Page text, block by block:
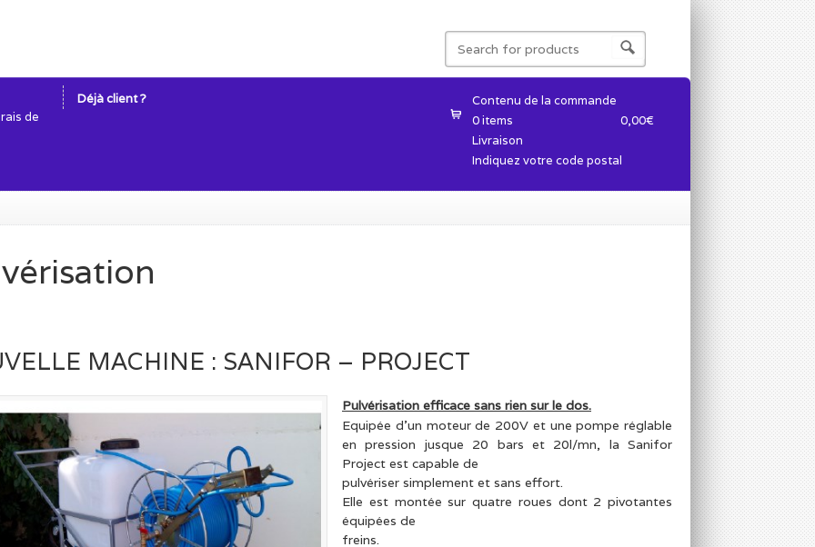
Déjà client ?
de
Contenu de la commande
0 items
0,00€
Livraison
Indiquez votre code postal
MACHINE : SANIFOR – PROJECT
Pulvérisation efficace sans rien sur le dos.
Equipée d’un moteur de 200V et une pompe réglable
en pression jusque 20 bars et 20l/mn, la Sanifor
Project est capable de
pulvériser simplement et sans effort.
Elle est montée sur quatre roues dont 2 pivotantes
équipées de
freins.